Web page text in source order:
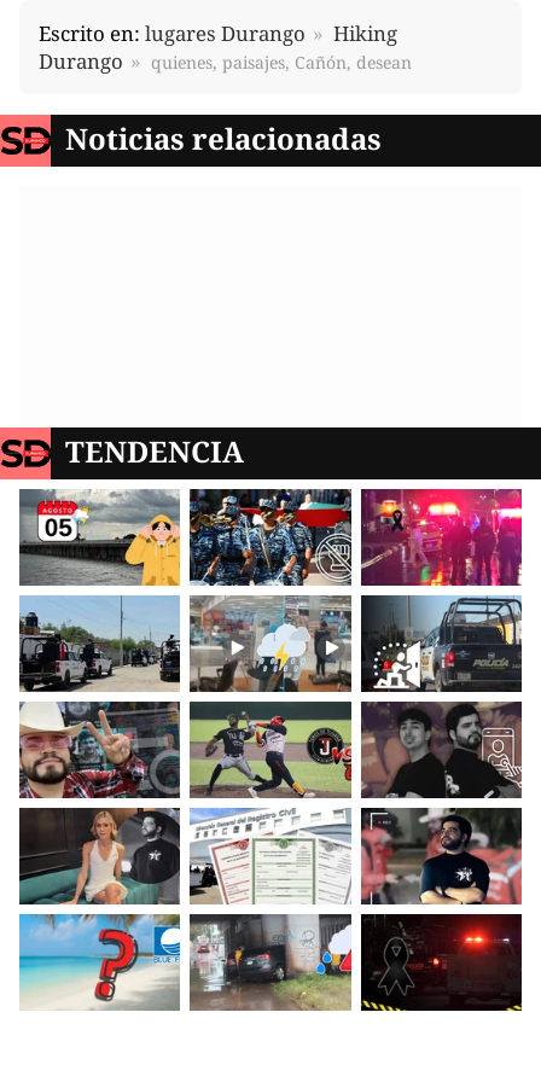
Escrito en: lugares Durango
Hiking
Durango
quienes, paisajes, Cañón, desean
Noticias relacionadas
TENDENCIA